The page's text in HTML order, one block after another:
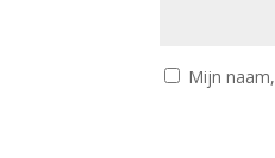
Mijn